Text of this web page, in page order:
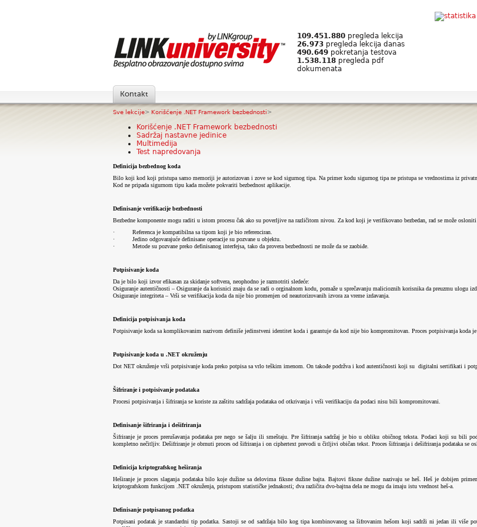
109.451.880 pregleda lekcija
26.973 pregleda lekcija danas
490.649 pokretanja testova
1.538.118 pregleda pdf
dokumenata
Kontakt
Sve lekcije> Korišćenje .NET Framework bezbednosti>
Korišćenje .NET Framework bezbednosti
Sadržaj nastavne jedinice
Multimedija
Test napredovanja
Definicija bezbednog koda
Bilo koji kod koji pristupa samo memoriji je autorizovan i zove se kod sigurnog tipa. Na primer kodu sigurnog tipa ne pristupa se vrednostima iz
Kod ne pripada sigurnom tipu kada možete pokvariti bezbednost aplikacije.
Definisanje verifikacije bezbednosti
Bezbedne komponente mogu raditi u istom procesu čak ako su poverljive na različitom nivou. Za kod koji je verifikovano bezbedan, rad se može osloniti
·
Referenca je kompatibilna sa tipom koji je bio referenciran.
·
Jedino odgovarajuće definisane operacije su pozvane u objektu.
·
Metode su pozvane preko definisanog interfejsa, tako da provera bezbednosti ne može da se zaobiđe.
Potpisivanje koda
Da je bilo koji izvor efikasan za skidanje softvera, neophodno je razmotriti sledeće:
Osiguranje autentičnosti – Osiguranje da korisnici znaju da se radi o orginalnom kodu, pomaže u sprečavanju malicioznih korisnika da preuzmu ulogu
Osiguranje integriteta – Vrši se verifikacija koda da nije bio promenjen od neautorizovanih izvora za vreme izdavanja.
Definicija potpisivanja koda
Potpisivanje koda sa komplikovanim nazivom definiše jedinstveni identitet koda i garantuje da kod nije bio kompromitovan. Proces potpisivanja koda
Potpisivanje koda u .NET okruženju
Dot NET okruženje vrši potpisivanje koda preko potpisa sa vrlo teškim imenom. On takođe podržva i kod autentičnosti koji su digitalni sertifikati i
Šifriranje i potpisivanje podataka
Procesi potpisivanja i šifriranja se koriste za zaštitu sadržaja podataka od otkrivanja i vrši verifikaciju da podaci nisu bili kompromitovani.
Definisanje šifriranja i dešifriranja
Šifriranje je proces prerušavanja podataka pre nego se šalju ili smeštaju. Pre šifriranja sadržaj je bio u obliku običnog teksta. Podaci koji su bili
kompletno nečitljiv. Dešifriranje je obrnuti proces od šifriranja i on ciphertext prevodi u čitljivi običan tekst. Proces šifriranja i dešifriranja podataka se
Definicija kriptografskog heširanja
Heširanje je proces slaganja podataka bilo koje dužine sa delovima fiksne dužine bajta. Bajtovi fiksne dužine nazivaju se heš. Heš je dobijen
kriptografskom funkcijom .NET okruženja, pristupom statističke jednakosti; dva različita dvo-bajtna dela ne mogu da imaju istu vrednost heš-a.
Definisanje potpisanog podatka
Potpisani podatak je standardni tip podatka. Sastoji se od sadržaja bilo kog tipa kombinovanog sa šifrovanim hešom koji sadrži ni jedan ili više